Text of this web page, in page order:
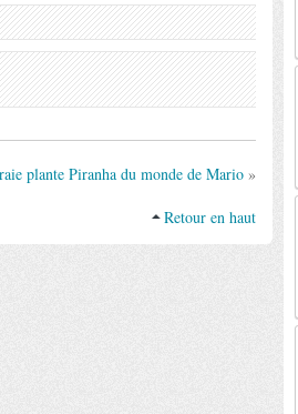
plante Piranha du monde de Mario »
Retour en haut